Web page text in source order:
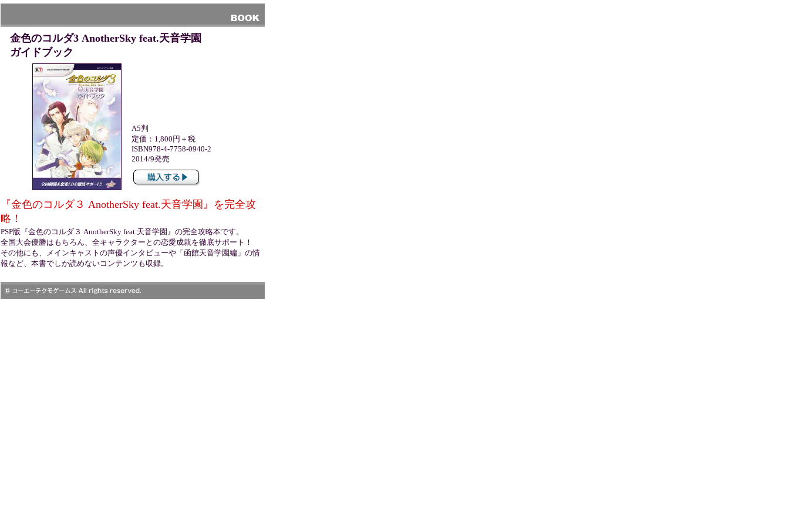
金色のコルダ3 AnotherSky feat.天音学園
ガイドブック
A5判
定価：1,800円＋税
ISBN978-4-7758-0940-2
2014/9発売
『金色のコルダ３ AnotherSky feat.天音学園』を完全攻
略！
PSP版『金色のコルダ３ AnotherSky feat.天音学園』の完全攻略本です。
全国大会優勝はもちろん、全キャラクターとの恋愛成就を徹底サポート！
その他にも、メインキャストの声優インタビューや「函館天音学園編」の情
報など、本書でしか読めないコンテンツも収録。